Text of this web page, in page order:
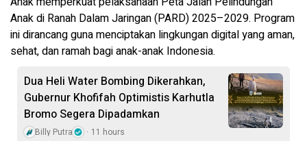
Anak di Ranah Dalam Jaringan (PARD) 2025–2029. Program
ini dirancang guna menciptakan lingkungan digital yang aman,
sehat, dan ramah bagi anak-anak Indonesia.
Dua Heli Water Bombing Dikerahkan,
Gubernur Khofifah Optimistis Karhutla
Bromo Segera Dipadamkan
Billy Putra 11 hours